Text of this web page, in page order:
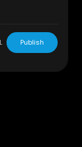
Publish